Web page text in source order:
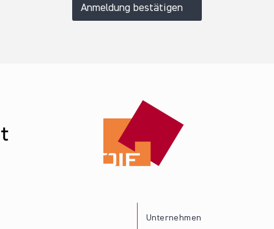
Anmeldung bestätigen
Unternehmen